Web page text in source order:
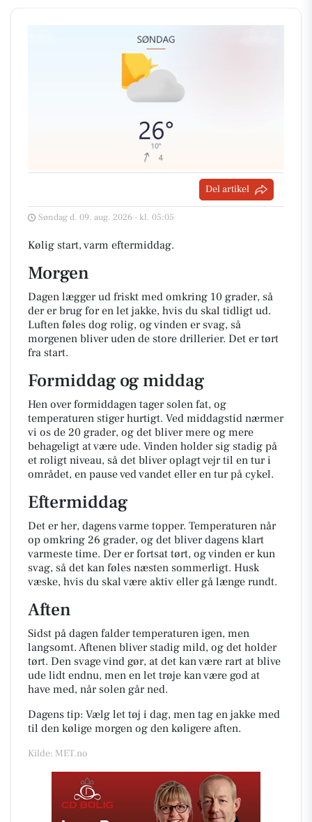
Del artikel
Søndag d. 09. aug. 2026 - kl. 05:05
Kølig start, varm eftermiddag.
Morgen
Dagen lægger ud friskt med omkring 10 grader, så
der er brug for en let jakke, hvis du skal tidligt ud.
Luften føles dog rolig, og vinden er svag, så
morgenen bliver uden de store drillerier. Det er tørt
fra start.
Formiddag og middag
Hen over formiddagen tager solen fat, og
temperaturen stiger hurtigt. Ved middagstid nærmer
vi os de 20 grader, og det bliver mere og mere
behageligt at være ude. Vinden holder sig stadig på
et roligt niveau, så det bliver oplagt vejr til en tur i
området, en pause ved vandet eller en tur på cykel.
Eftermiddag
Det er her, dagens varme topper. Temperaturen når
op omkring 26 grader, og det bliver dagens klart
varmeste time. Der er fortsat tørt, og vinden er kun
svag, så det kan føles næsten sommerligt. Husk
væske, hvis du skal være aktiv eller gå længe rundt.
Aften
Sidst på dagen falder temperaturen igen, men
langsomt. Aftenen bliver stadig mild, og det holder
tørt. Den svage vind gør, at det kan være rart at blive
ude lidt endnu, men en let trøje kan være god at
have med, når solen går ned.
Dagens tip: Vælg let tøj i dag, men tag en jakke med
til den kølige morgen og den køligere aften.
Kilde: MET.no